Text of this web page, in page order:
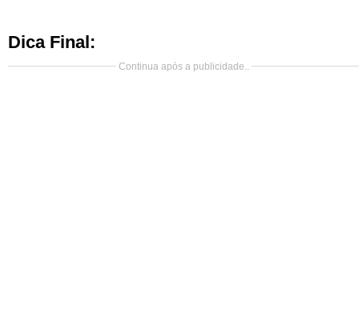
Dica Final:
Continua após a publicidade..